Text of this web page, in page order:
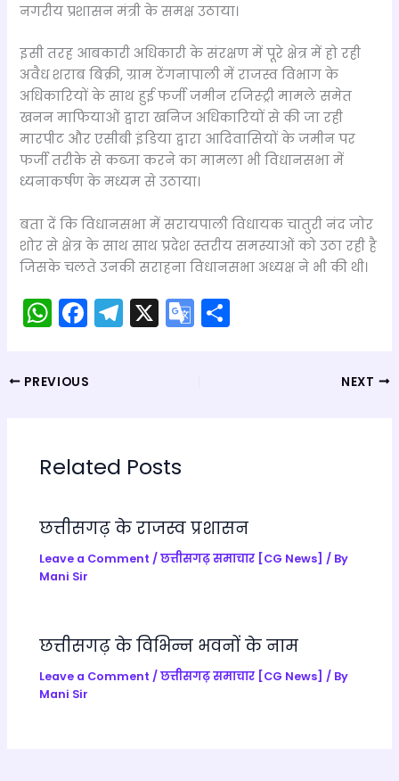
नगरीय प्रशासन मंत्री के समक्ष उठाया।
इसी तरह आबकारी अधिकारी के संरक्षण में पूरे क्षेत्र में हो रही
अवैध शराब बिक्री, ग्राम टेंगनापाली में राजस्व विभाग के
अधिकारियों के साथ हुई फर्जी जमीन रजिस्ट्री मामले समेत
खनन माफियाओं द्वारा खनिज अधिकारियों से की जा रही
मारपीट और एसीबी इंडिया द्वारा आदिवासियों के जमीन पर
फर्जी तरीके से कब्जा करने का मामला भी विधानसभा में
ध्यनाकर्षण के मध्यम से उठाया।
बता दें कि विधानसभा में सरायपाली विधायक चातुरी नंद जोर
शोर से क्षेत्र के साथ साथ प्रदेश स्तरीय समस्याओं को उठा रही है
जिसके चलते उनकी सराहना विधानसभा अध्यक्ष ने भी की थी।
W
h
a
ts
p
p
F
a
c
e
o
o
k
T
el
m
X G
o
n
sl
a
PREVIOUS NEXT
Related Posts
छत्तीसगढ़ के राजस्व प्रशासन
Leave a Comment /छत्तीसगढ़ समाचार [CG News] / By
Mani Sir
छत्तीसगढ़ के विभिन्न भवनों के नाम
Leave a Comment /छत्तीसगढ़ समाचार [CG News] / By
Mani Sir